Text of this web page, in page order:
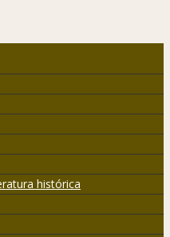
histórica